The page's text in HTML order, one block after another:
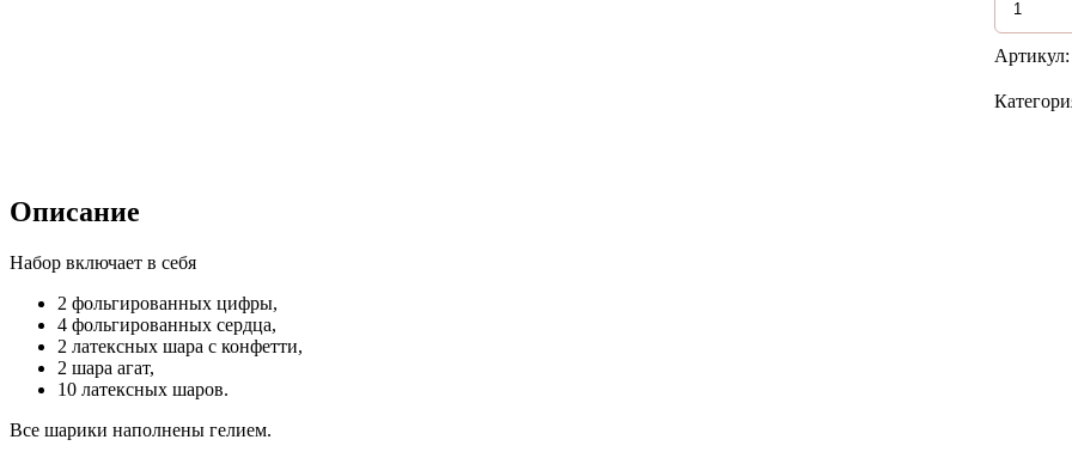
товара
Набор
18
и
Описание
Набор включает в себя
2 фольгированных цифры,
4 фольгированных сердца,
2 латексных шара с конфетти,
2 шара агат,
10 латексных шаров.
Все шарики наполнены гелием.